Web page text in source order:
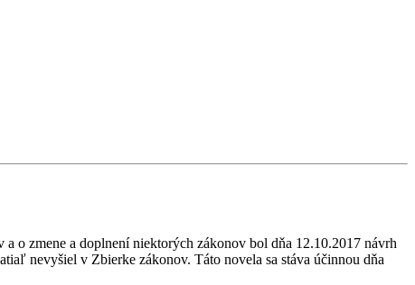
o zmene a doplnení niektorých zákonov bol dňa 12.10.2017 návrh
nevyšiel v Zbierke zákonov. Táto novela sa stáva účinnou dňa